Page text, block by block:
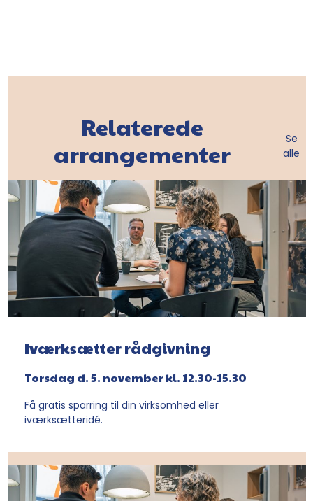
Relaterede
arrangementer
Se
alle
Iværksætter rådgivning
Torsdag d. 5. november kl. 12.30-15.30
Få gratis sparring til din virksomhed eller
iværksætteridé.